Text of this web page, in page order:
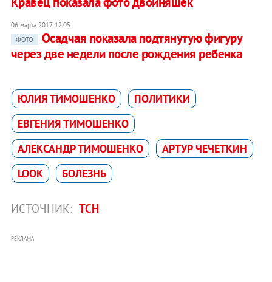
06 марта 2017, 12:05
ФОТО
Осадчая показала подтянутую фигуру
через две недели после рождения ребенка
ЮЛИЯ ТИМОШЕНКО
ПОЛИТИКИ
ЕВГЕНИЯ ТИМОШЕНКО
АЛЕКСАНДР ТИМОШЕНКО
АРТУР ЧЕЧЕТКИН
LOOK
БОЛЕЗНЬ
ИСТОЧНИК: ТСН
РЕКЛАМА